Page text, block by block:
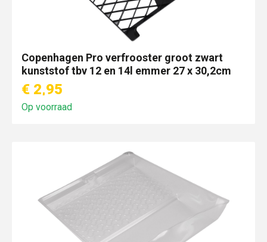
Copenhagen Pro verfrooster groot zwart
kunststof tbv 12 en 14l emmer 27 x 30,2cm
€ 2,95
Op voorraad